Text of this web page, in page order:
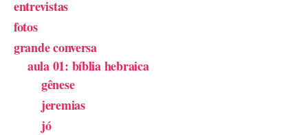
entrevistas
fotos
grande conversa
aula 01: bíblia hebraica
gênese
jeremias
jó